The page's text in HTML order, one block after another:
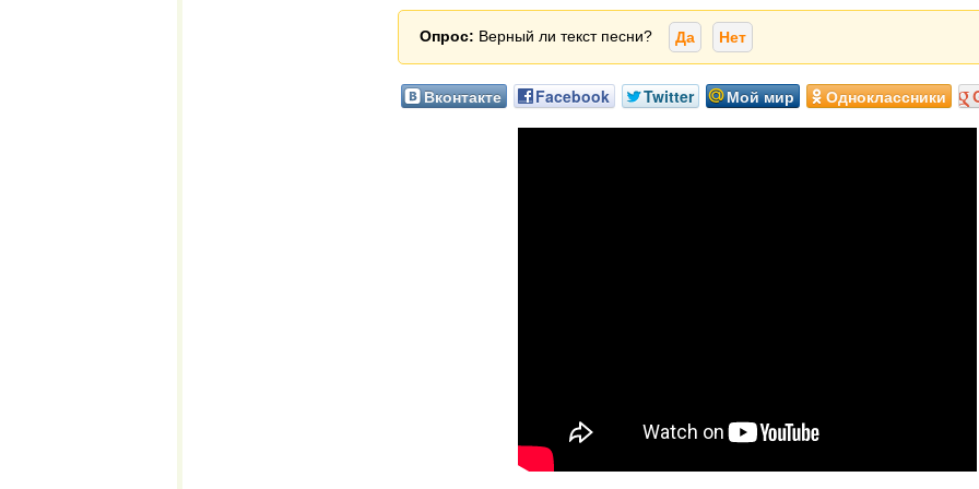
Опрос: Верный ли текст песни? Да Нет
Вконтакте Facebook Twitter Мой мир Одноклассники